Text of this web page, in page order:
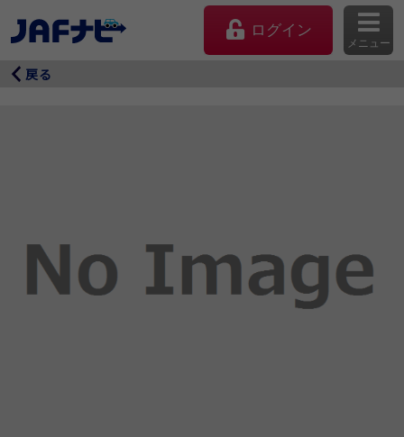
ログイン
メニュー
マイページ
戻る